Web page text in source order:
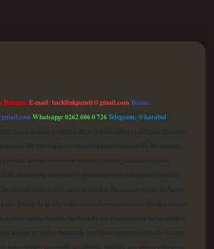
İletişim:E-mail:backlinkpaneli@gmail.comTeams:
Whatsapp: 0262 606 0 726Telegram: @karabul